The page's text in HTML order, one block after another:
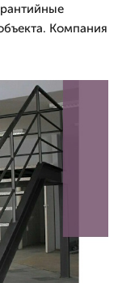
Компания